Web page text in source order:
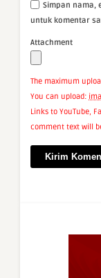
Simpan nama,
untuk komentar
Attachment
The maximum
You can upload:
Links to YouTube,
comment text will